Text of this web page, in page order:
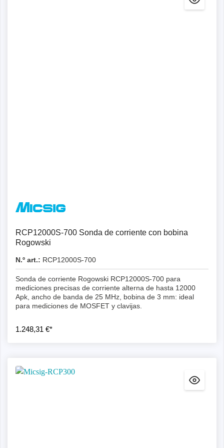
RCP12000S-700 Sonda de corriente con bobina
Rogowski
N.º art.: RCP12000S-700
Sonda de corriente Rogowski RCP12000S-700 para
mediciones precisas de corriente alterna de hasta 12000
Apk, ancho de banda de 25 MHz, bobina de 3 mm: ideal
para mediciones de MOSFET y clavijas.
1.248,31 €*